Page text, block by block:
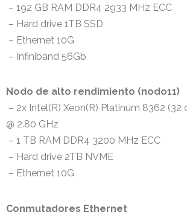
– 192 GB RAM DDR4 2933 MHz ECC
– Hard drive 1TB SSD
– Ethernet 10G
– Infiniband 56Gb
Nodo de alto rendimiento (nodo11)
– 2x Intel(R) Xeon(R) Platinum 8362 (32
@ 2.80 GHz
– 1 TB RAM DDR4 3200 MHz ECC
– Hard drive 2TB NVME
– Ethernet 10G
Conmutadores Ethernet